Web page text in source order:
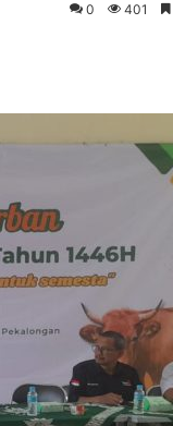
0 401